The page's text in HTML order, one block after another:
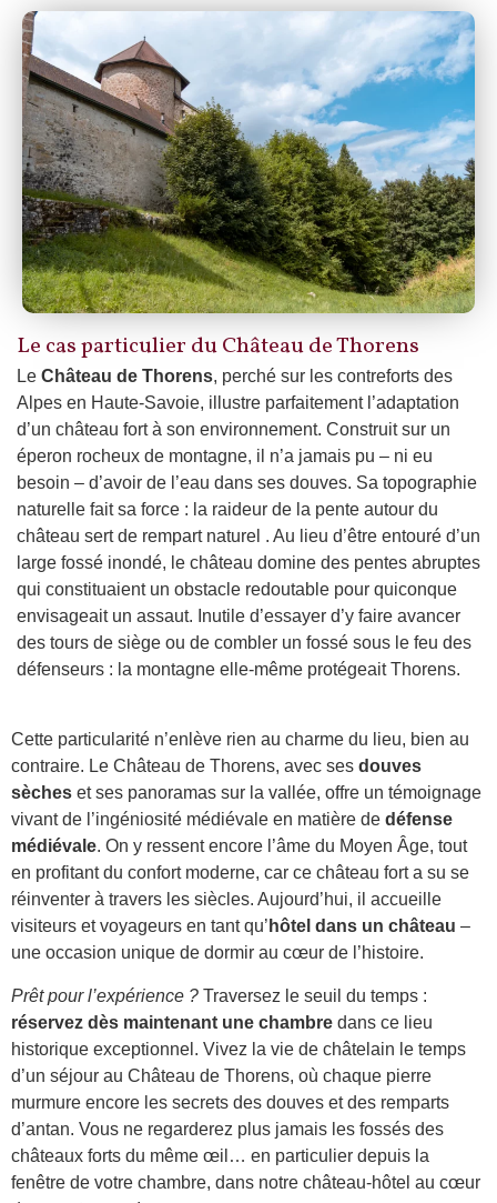
Le cas particulier du Château de Thorens
Le Château de Thorens, perché sur les contreforts des
Alpes en Haute-Savoie, illustre parfaitement l’adaptation
d’un château fort à son environnement. Construit sur un
éperon rocheux de montagne, il n’a jamais pu – ni eu
besoin – d’avoir de l’eau dans ses douves. Sa topographie
naturelle fait sa force : la raideur de la pente autour du
château sert de rempart naturel . Au lieu d’être entouré d’un
large fossé inondé, le château domine des pentes abruptes
qui constituaient un obstacle redoutable pour quiconque
envisageait un assaut. Inutile d’essayer d’y faire avancer
des tours de siège ou de combler un fossé sous le feu des
défenseurs : la montagne elle-même protégeait Thorens.
Cette particularité n’enlève rien au charme du lieu, bien au
contraire. Le Château de Thorens, avec ses douves
sèches et ses panoramas sur la vallée, offre un témoignage
vivant de l’ingéniosité médiévale en matière de défense
médiévale. On y ressent encore l’âme du Moyen Âge, tout
en profitant du confort moderne, car ce château fort a su se
réinventer à travers les siècles. Aujourd’hui, il accueille
visiteurs et voyageurs en tant qu’ hôtel dans un château –
une occasion unique de dormir au cœur de l’histoire.
Prêt pour l’expérience ? Traversez le seuil du temps :
réservez dès maintenant une chambre dans ce lieu
historique exceptionnel. Vivez la vie de châtelain le temps
d’un séjour au Château de Thorens, où chaque pierre
murmure encore les secrets des douves et des remparts
d’antan. Vous ne regarderez plus jamais les fossés des
châteaux forts du même œil… en particulier depuis la
fenêtre de votre chambre, dans notre château-hôtel au cœur